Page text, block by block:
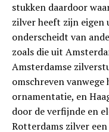
stukken daardoor
zilver heeft zijn eigen
onderscheidt van
zoals die uit
Amsterdamse
omschreven
ornamentatie, en
door de verfijnde en
Rotterdams zilver